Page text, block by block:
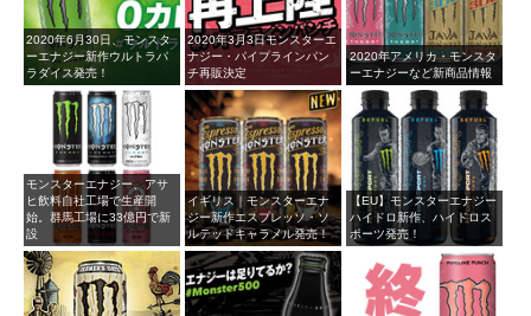
2020年6月30日、モンスタ
ーエナジー新作ウルトラパ
ラダイス発売！
2020年3月3日モンスターエ
ナジー・パイプラインパン
チ再販決定
2020年アメリカ・モンスタ
ーエナジーなど新商品情報
モンスターエナジー、アサ
ヒ飲料自社工場で生産開
始。群馬工場に33億円で新
設
イギリス｜モンスターエナ
ジー新作エスプレッソ・ソ
ルテッドキャラメル発売！
【EU】モンスターエナジー
ハイドロ新作、ハイドロス
ポーツ発売！